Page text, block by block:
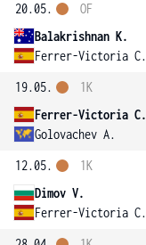
20.05.
Balakrishnan K.
Ferrer-Victoria C.
OF
19.05.
Ferrer-Victoria C.
Golovachev A.
1K
12.05.
Dimov V.
Ferrer-Victoria C.
1K